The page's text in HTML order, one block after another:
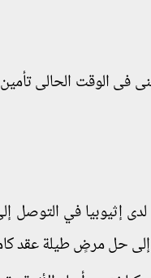
الوقت الحالى تأمين
إثيوبيا في التوصل
إلى حل مرضٍ طيلة عقد